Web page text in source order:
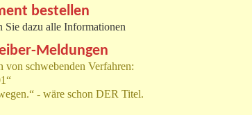
bestellen
Sie dazu alle Informationen
Meldungen
von schwebenden Verfahren:
- wäre schon DER Titel.